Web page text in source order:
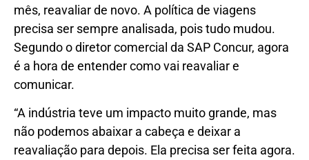
mês, reavaliar de novo. A política de viagens
precisa ser sempre analisada, pois tudo mudou.
Segundo o diretor comercial da SAP Concur, agora
é a hora de entender como vai reavaliar e
comunicar.
“A indústria teve um impacto muito grande, mas
não podemos abaixar a cabeça e deixar a
reavaliação para depois. Ela precisa ser feita agora.